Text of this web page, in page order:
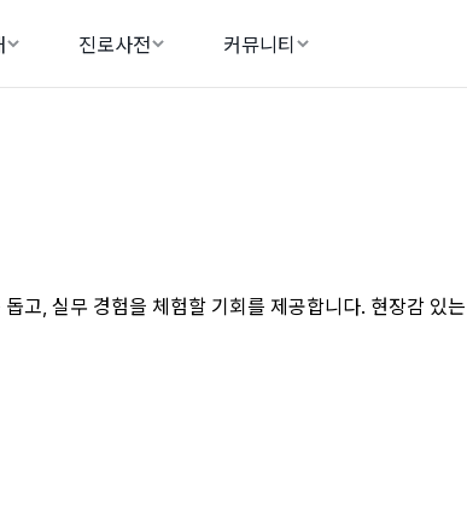
진로사전 커뮤니티
고, 실무 경험을 체험할 기회를 제공합니다. 현장감 있